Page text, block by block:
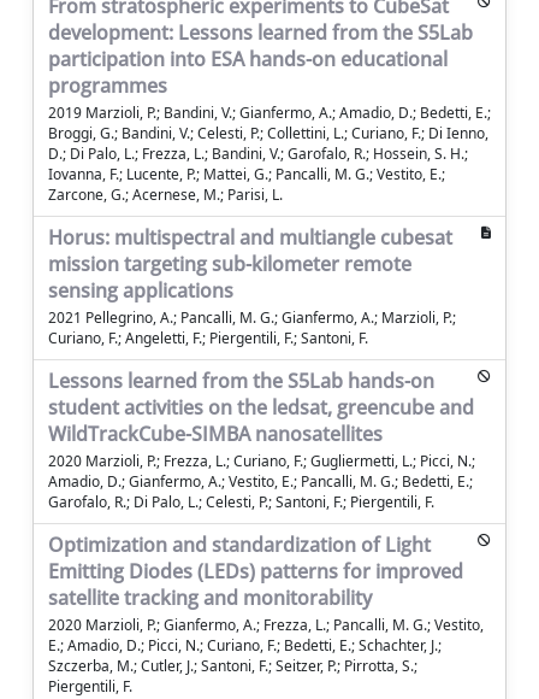
From stratospheric experiments to CubeSat
development: Lessons learned from the S5Lab
participation into ESA hands-on educational
programmes
2019 Marzioli, P.; Bandini, V.; Gianfermo, A.; Amadio, D.; Bedetti, E.;
Broggi, G.; Bandini, V.; Celesti, P.; Collettini, L.; Curiano, F.; Di Ienno,
D.; Di Palo, L.; Frezza, L.; Bandini, V.; Garofalo, R.; Hossein, S. H.;
Iovanna, F.; Lucente, P.; Mattei, G.; Pancalli, M. G.; Vestito, E.;
Zarcone, G.; Acernese, M.; Parisi, L.
Horus: multispectral and multiangle cubesat
mission targeting sub-kilometer remote
sensing applications
2021 Pellegrino, A.; Pancalli, M. G.; Gianfermo, A.; Marzioli, P.;
Curiano, F.; Angeletti, F.; Piergentili, F.; Santoni, F.
Lessons learned from the S5Lab hands-on
student activities on the ledsat, greencube and
WildTrackCube-SIMBA nanosatellites
2020 Marzioli, P.; Frezza, L.; Curiano, F.; Gugliermetti, L.; Picci, N.;
Amadio, D.; Gianfermo, A.; Vestito, E.; Pancalli, M. G.; Bedetti, E.;
Garofalo, R.; Di Palo, L.; Celesti, P.; Santoni, F.; Piergentili, F.
Optimization and standardization of Light
Emitting Diodes (LEDs) patterns for improved
satellite tracking and monitorability
2020 Marzioli, P.; Gianfermo, A.; Frezza, L.; Pancalli, M. G.; Vestito,
E.; Amadio, D.; Picci, N.; Curiano, F.; Bedetti, E.; Schachter, J.;
Szczerba, M.; Cutler, J.; Santoni, F.; Seitzer, P.; Pirrotta, S.;
Piergentili, F.